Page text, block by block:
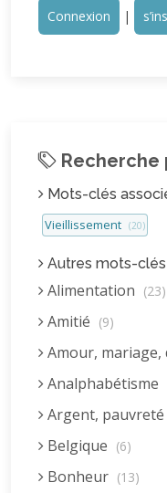
Connexion |
Recherche
Mots-clés
Vieillissement (20)
Autres mots-clés
Alimentation (23)
Amitié (9)
Amour, mariage,
Analphabétisme
Argent, pauvreté
Belgique (6)
Bonheur (13)